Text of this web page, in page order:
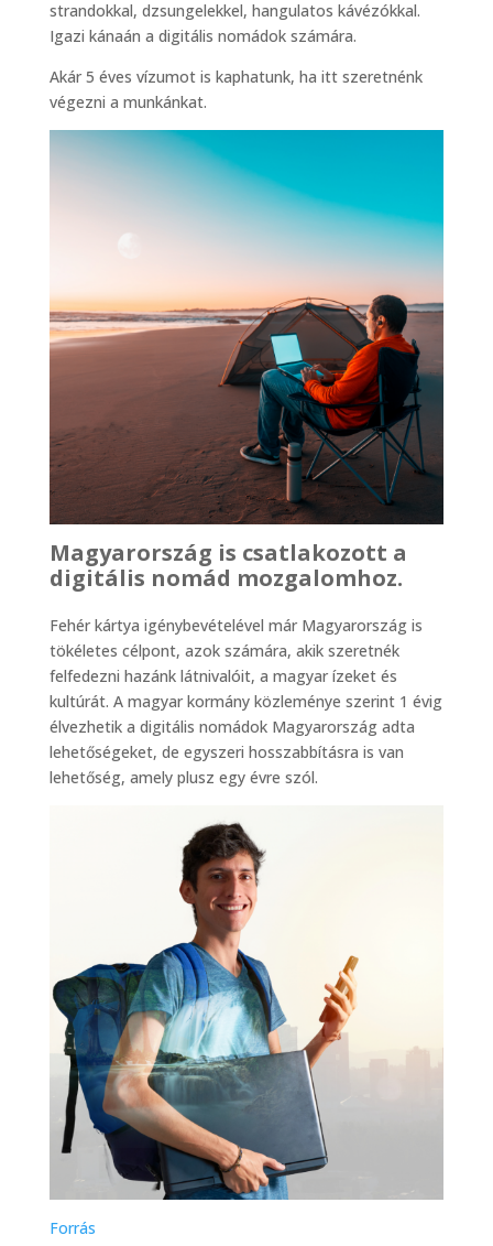
strandokkal, dzsungelekkel, hangulatos kávézókkal.
Igazi kánaán a digitális nomádok számára.
Akár 5 éves vízumot is kaphatunk, ha itt szeretnénk
végezni a munkánkat.
Magyarország is csatlakozott a
digitális nomád mozgalomhoz.
Fehér kártya igénybevételével már Magyarország is
tökéletes célpont, azok számára, akik szeretnék
felfedezni hazánk látnivalóit, a magyar ízeket és
kultúrát. A magyar kormány közleménye szerint 1 évig
élvezhetik a digitális nomádok Magyarország adta
lehetőségeket, de egyszeri hosszabbításra is van
lehetőség, amely plusz egy évre szól.
Forrás